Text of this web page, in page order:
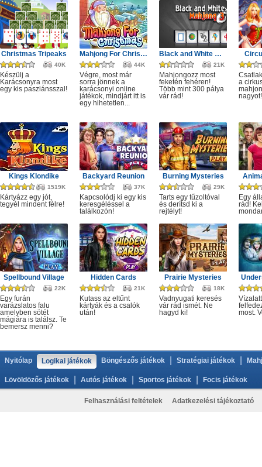
Christmas Tripeaks
40K
Készülj a
Karácsonyra most
egy kis pasziánsszal!
Mahjong For Christmas
44K
Végre, most már
sorra jönnek a
karácsonyi online
játékok, mindjárt itt is
egy hihetetlen...
Black and White Mahjong 3
21K
Mahjongozz most
feketén fehéren!
Több mint 300 pálya
vár rád!
a
nagyot!
Kings Klondike
1519K
Kártyázz egy jót,
tegyél mindent félre!
Backyard Reunion
37K
Kapcsolódj ki egy kis
keresgéléssel a
találkozón!
Burning Mysteries
29K
Tarts egy tűzoltóval
és derítsd ki a
rejtélyt!
Egy
rád!
Spellbound Village
22K
Egy furán
varázslatos falu
amelyben sötét
mágiára is találsz. Te
bemersz menni?
Hidden Cards
21K
Kutass az eltűnt
kártyák és a csalók
után!
Prairie Mysteries
18K
Vadnyugati keresés
vár rád ismét. Ne
hagyd ki!
most.
Nyitólap Logikai játékok Böngészős játékok Stratégiai játékok
Lövöldözős játékok Autós játékok Sportos játékok Focis játékok
Felhasználási feltételek Adatkezelési tájékoztató